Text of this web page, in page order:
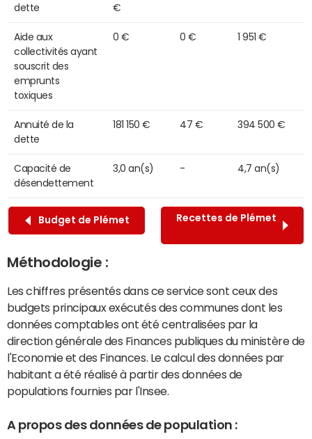
dette
€
Aide aux
collectivités ayant
souscrit des
emprunts
toxiques
0 € 0 € 1 951 €
Annuité de la
dette
181 150 € 47 € 394 500 €
Capacité de
désendettement
3,0 an(s) - 4,7 an(s)
Budget de Plémet Recettes de Plémet
Méthodologie :
Les chiffres présentés dans ce service sont ceux des
budgets principaux exécutés des communes dont les
données comptables ont été centralisées par la
direction générale des Finances publiques du ministère de
l'Economie et des Finances. Le calcul des données par
habitant a été réalisé à partir des données de
populations fournies par l'Insee.
A propos des données de population :